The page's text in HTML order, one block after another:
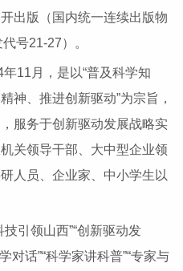
出版（国内统一连续出版物
号21-27）。
11月，是以“普及科学知
神、推进创新驱动”为宗旨，
服务于创新驱动发展战略实
关领导干部、大中型企业领
人员、企业家、中小学生以
引领山西”“创新驱动发
对话”“科学家讲科普”“专家与